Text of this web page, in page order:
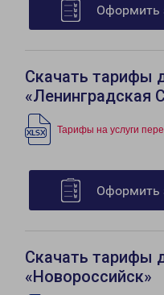
Оформить
Скачать тарифы
«Ленинградская
Тарифы на услуги
Оформить
Скачать тарифы
«Новороссийск»